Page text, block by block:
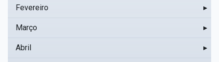
Fevereiro ▸
Março ▸
Abril ▸